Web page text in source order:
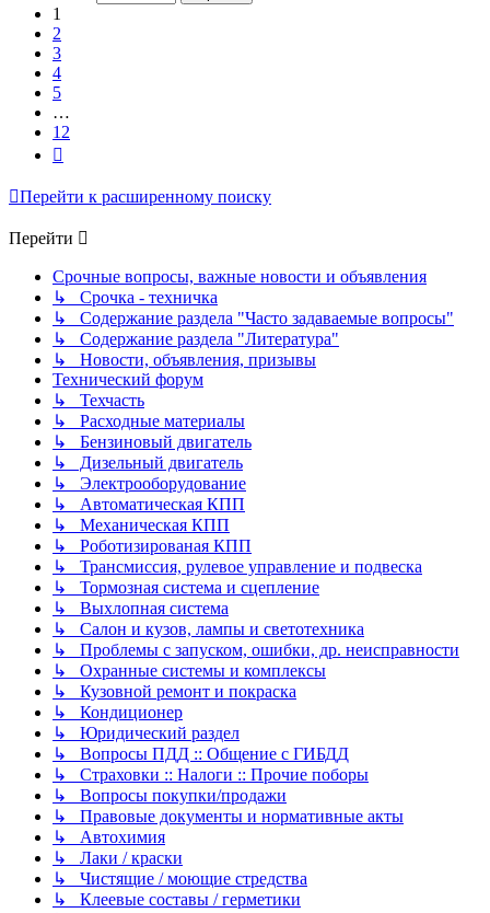
1
2
3
4
5
…
12
Перейти к расширенному поиску
Перейти
Срочные вопросы, важные новости и объявления
↳ Срочка - техничка
↳ Содержание раздела "Часто задаваемые вопросы"
↳ Содержание раздела "Литература"
↳ Новости, объявления, призывы
Технический форум
↳ Техчасть
↳ Расходные материалы
↳ Бензиновый двигатель
↳ Дизельный двигатель
↳ Электрооборудование
↳ Автоматическая КПП
↳ Механическая КПП
↳ Роботизированая КПП
↳ Трансмиссия, рулевое управление и подвеска
↳ Тормозная система и сцепление
↳ Выхлопная система
↳ Салон и кузов, лампы и светотехника
↳ Проблемы с запуском, ошибки, др. неисправности
↳ Охранные системы и комплексы
↳ Кузовной ремонт и покраска
↳ Кондиционер
↳ Юридический раздел
↳ Вопросы ПДД :: Общение с ГИБДД
↳ Страховки :: Налоги :: Прочие поборы
↳ Вопросы покупки/продажи
↳ Правовые документы и нормативные акты
↳ Автохимия
↳ Лаки / краски
↳ Чистящие / моющие стредства
↳ Клеевые составы / герметики